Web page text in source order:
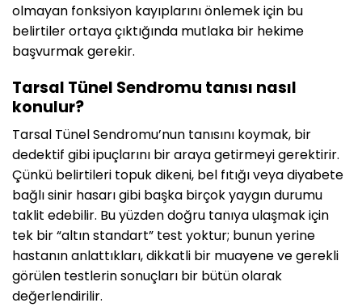
olmayan fonksiyon kayıplarını önlemek için bu
belirtiler ortaya çıktığında mutlaka bir hekime
başvurmak gerekir.
Tarsal Tünel Sendromu tanısı nasıl
konulur?
Tarsal Tünel Sendromu’nun tanısını koymak, bir
dedektif gibi ipuçlarını bir araya getirmeyi gerektirir.
Çünkü belirtileri topuk dikeni, bel fıtığı veya diyabete
bağlı sinir hasarı gibi başka birçok yaygın durumu
taklit edebilir. Bu yüzden doğru tanıya ulaşmak için
tek bir “altın standart” test yoktur; bunun yerine
hastanın anlattıkları, dikkatli bir muayene ve gerekli
görülen testlerin sonuçları bir bütün olarak
değerlendirilir.